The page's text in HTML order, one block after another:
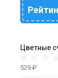
Цветные
529 ₽